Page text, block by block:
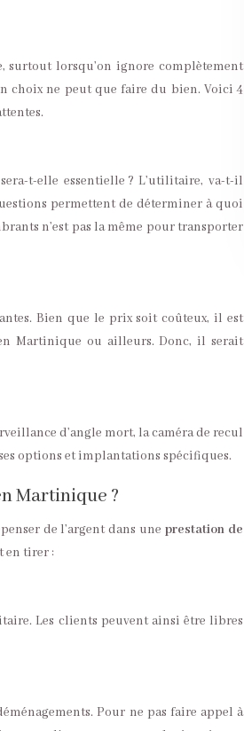
surtout lorsqu’on ignore complètement
choix ne peut que faire du bien. Voici 4
t-elle essentielle ? L’utilitaire, va-t-il
permettent de déterminer à quoi
n’est pas la même pour transporter
Bien que le prix soit coûteux, il est
Martinique ou ailleurs. Donc, il serait
d’angle mort, la caméra de recul
options et implantations spécifiques.
Martinique ?
de l’argent dans uneprestation de
en tirer :
Les clients peuvent ainsi être libres
Pour ne pas faire appel à